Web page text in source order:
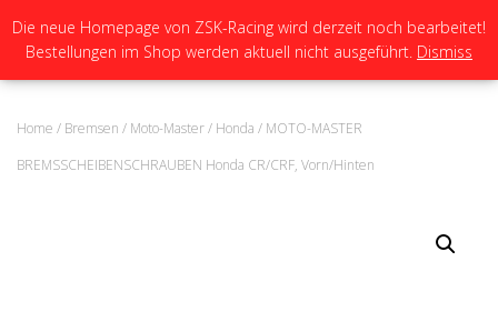
N
A
Home / Bremsen / Moto-Master/ Honda / MOTO-MASTER
BREMSSCHEIBENSCHRAUBEN Honda CR/CRF, Vorn/Hinten
Die neue Homepage von ZSK-Racing wird derzeit noch bearbeitet!
Bestellungen im Shop werden aktuell nicht ausgeführt. Dismiss